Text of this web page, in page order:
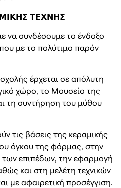
𝝩𝝚𝝬𝝢𝝜𝝨
να συνδέσουμε το ένδοξο
με το πολύτιμο παρόν
έρχεται σε απόλυτη
χώρο, το Μουσείο της
τη συντήρηση του μύθου
τις βάσεις της κεραμικής
όγκου της φόρμας, στην
των επιπέδων, την εφαρμογή
και στη μελέτη τεχνικών
με αφαιρετική προσέγγιση.